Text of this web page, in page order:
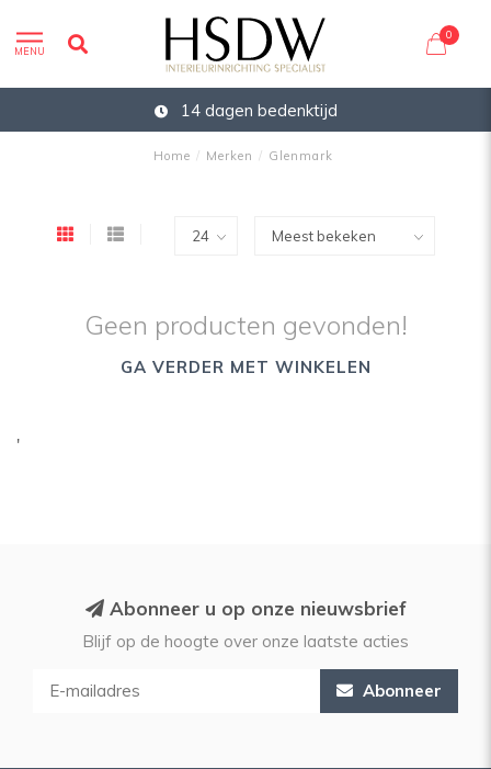
MENU
0
14 dagen bedenktijd
Home / Merken / Glenmark
Geen producten gevonden!
GA VERDER MET WINKELEN
'
Abonneer u op onze nieuwsbrief
Blijf op de hoogte over onze laatste acties
Abonneer